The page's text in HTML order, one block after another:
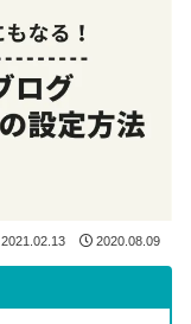
2021.02.13 2020.08.09